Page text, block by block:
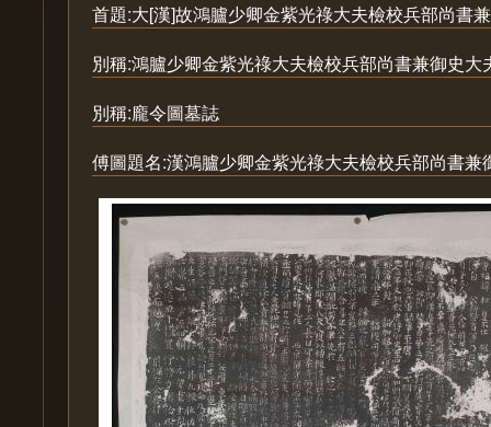
首題:大[漢]故鴻臚少卿金紫光祿大夫檢校兵部尚書
別稱:鴻臚少卿金紫光祿大夫檢校兵部尚書兼御史大
別稱:龐令圖墓誌
傅圖題名:漢鴻臚少卿金紫光祿大夫檢校兵部尚書